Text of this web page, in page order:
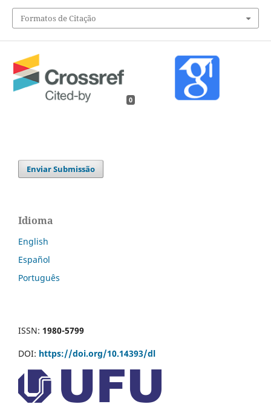
Formatos de Citação
0
Enviar Submissão
Idioma
English
Español
Português
ISSN: 1980-5799
DOI: https://doi.org/10.14393/dl